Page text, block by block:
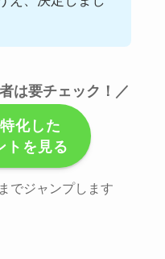
は要チェック！／
化した
トを見る
でジャンプします